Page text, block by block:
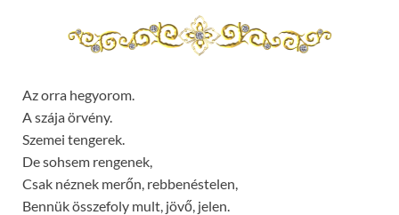
Az orra hegyorom.
A szája örvény.
Szemei tengerek.
De sohsem rengenek,
Csak néznek merőn, rebbenéstelen,
Bennük összefoly mult, jövő, jelen.